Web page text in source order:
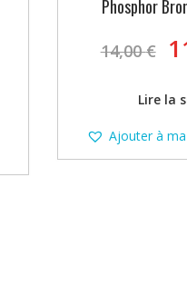
Phosphor
14,00€
Lire la
Ajouter à